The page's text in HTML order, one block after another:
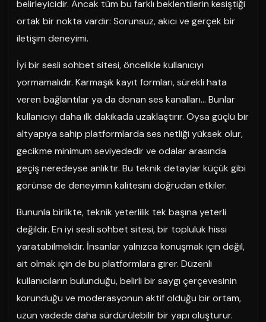
belirleyicidir. Ancak tüm bu farklı beklentilerin kesiştiği
ortak bir nokta vardır: Sorunsuz, akıcı ve gerçek bir
iletişim deneyimi.
İyi bir sesli sohbet sitesi, öncelikle kullanıcıyı
yormamalıdır. Karmaşık kayıt formları, sürekli hata
veren bağlantılar ya da donan ses kanalları… Bunlar
kullanıcıyı daha ilk dakikada uzaklaştırır. Oysa güçlü bir
altyapıya sahip platformlarda ses netliği yüksek olur,
gecikme minimum seviyededir ve odalar arasında
geçiş neredeyse anlıktır. Bu teknik detaylar küçük gibi
görünse de deneyimin kalitesini doğrudan etkiler.
Bununla birlikte, teknik yeterlilik tek başına yeterli
değildir. En iyi sesli sohbet sitesi, bir topluluk hissi
yaratabilmelidir. İnsanlar yalnızca konuşmak için değil,
ait olmak için de bu platformlara girer. Düzenli
kullanıcıların bulunduğu, belirli bir saygı çerçevesinin
korunduğu ve moderasyonun aktif olduğu bir ortam,
uzun vadede daha sürdürülebilir bir yapı oluşturur.